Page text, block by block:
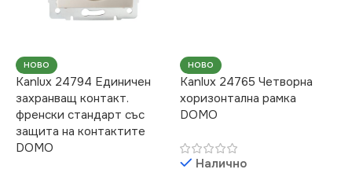
НОВО
Kanlux 24794 Единичен
захранващ контакт.
френски стандарт със
защита на контактите
DOMO
НОВО
Kanlux 24765 Четворна
хоризонтална рамка
DOMO
Налично